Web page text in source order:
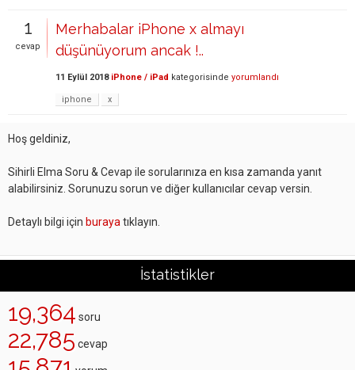
1
cevap
Merhabalar iPhone x almayı
düşünüyorum ancak !..
11 Eylül 2018 iPhone / iPad kategorisinde yorumlandı
iphone x
Hoş geldiniz,
Sihirli Elma Soru & Cevap ile sorularınıza en kısa zamanda yanıt
alabilirsiniz. Sorunuzu sorun ve diğer kullanıcılar cevap versin.
Detaylı bilgi için buraya tıklayın.
İstatistikler
19,364 soru
22,785 cevap